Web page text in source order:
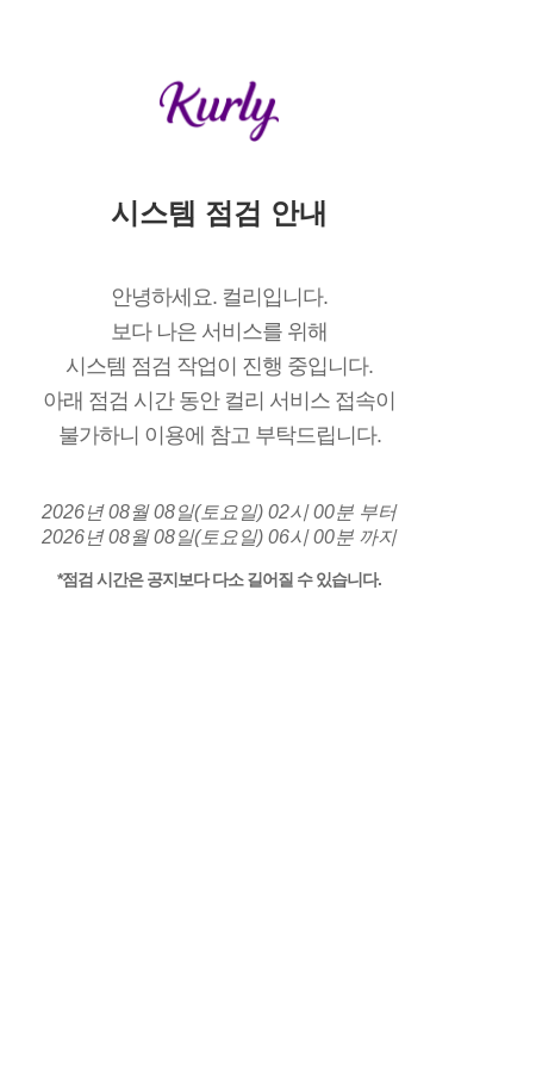
시스템 점검 안내
안녕하세요. 컬리입니다.
보다 나은 서비스를 위해
시스템 점검 작업이 진행 중입니다.
아래 점검 시간 동안 컬리 서비스 접속이
불가하니 이용에 참고 부탁드립니다.
2026년 08월 08일(토요일) 02시 00분 부터
2026년 08월 08일(토요일) 06시 00분 까지
*점검 시간은 공지보다 다소 길어질 수 있습니다.